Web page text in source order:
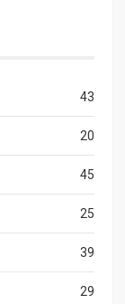
43
20
45
25
39
29